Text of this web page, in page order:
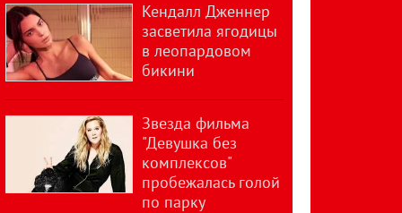
Кендалл Дженнер
засветила ягодицы
в леопардовом
бикини
Звезда фильма
"Девушка без
комплексов"
пробежалась голой
по парку